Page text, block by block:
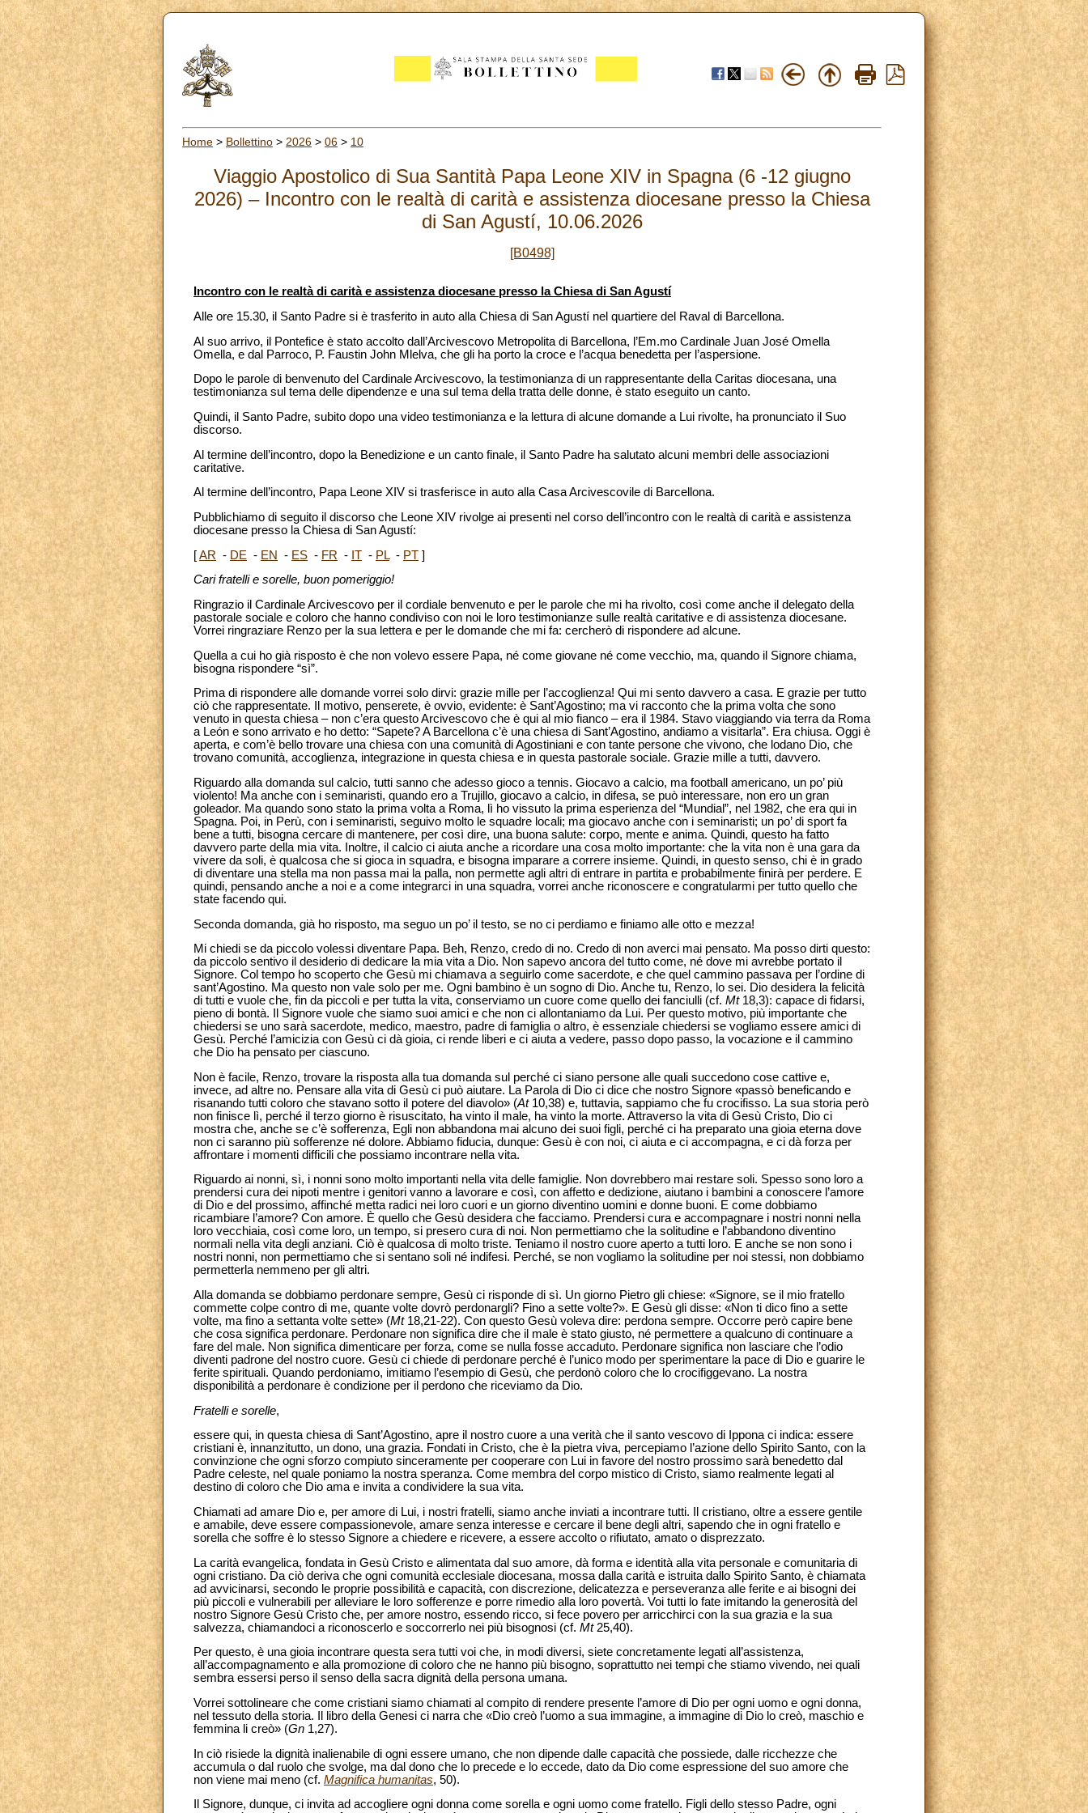
Home > Bollettino > 2026 > 06 > 10
Viaggio Apostolico di Sua Santità Papa Leone XIV in Spagna (6 -12 giugno
2026) – Incontro con le realtà di carità e assistenza diocesane presso la Chiesa
di San Agustí, 10.06.2026
[B0498]
Incontro con le realtà di carità e assistenza diocesane presso la Chiesa di San Agustí
Alle ore 15.30, il Santo Padre si è trasferito in auto alla Chiesa di San Agustí nel quartiere del Raval di Barcellona.
Al suo arrivo, il Pontefice è stato accolto dall’Arcivescovo Metropolita di Barcellona, l’Em.mo Cardinale Juan José Omella
Omella, e dal Parroco, P. Faustin John Mlelva, che gli ha porto la croce e l’acqua benedetta per l’aspersione.
Dopo le parole di benvenuto del Cardinale Arcivescovo, la testimonianza di un rappresentante della Caritas diocesana, una
testimonianza sul tema delle dipendenze e una sul tema della tratta delle donne, è stato eseguito un canto.
Quindi, il Santo Padre, subito dopo una video testimonianza e la lettura di alcune domande a Lui rivolte, ha pronunciato il Suo
discorso.
Al termine dell’incontro, dopo la Benedizione e un canto finale, il Santo Padre ha salutato alcuni membri delle associazioni
caritative.
Al termine dell’incontro, Papa Leone XIV si trasferisce in auto alla Casa Arcivescovile di Barcellona.
Pubblichiamo di seguito il discorso che Leone XIV rivolge ai presenti nel corso dell’incontro con le realtà di carità e assistenza
diocesane presso la Chiesa di San Agustí:
[AR - DE - EN - ES - FR - IT - PL- PT ]
Cari fratelli e sorelle, buon pomeriggio!
Ringrazio il Cardinale Arcivescovo per il cordiale benvenuto e per le parole che mi ha rivolto, così come anche il delegato della
pastorale sociale e coloro che hanno condiviso con noi le loro testimonianze sulle realtà caritative e di assistenza diocesane.
Vorrei ringraziare Renzo per la sua lettera e per le domande che mi fa: cercherò di rispondere ad alcune.
Quella a cui ho già risposto è che non volevo essere Papa, né come giovane né come vecchio, ma, quando il Signore chiama,
bisogna rispondere “sì”.
Prima di rispondere alle domande vorrei solo dirvi: grazie mille per l’accoglienza! Qui mi sento davvero a casa. E grazie per tutto
ciò che rappresentate. Il motivo, penserete, è ovvio, evidente: è Sant’Agostino; ma vi racconto che la prima volta che sono
venuto in questa chiesa – non c’era questo Arcivescovo che è qui al mio fianco – era il 1984. Stavo viaggiando via terra da Roma
a León e sono arrivato e ho detto: “Sapete? A Barcellona c’è una chiesa di Sant’Agostino, andiamo a visitarla”. Era chiusa. Oggi è
aperta, e com’è bello trovare una chiesa con una comunità di Agostiniani e con tante persone che vivono, che lodano Dio, che
trovano comunità, accoglienza, integrazione in questa chiesa e in questa pastorale sociale. Grazie mille a tutti, davvero.
Riguardo alla domanda sul calcio, tutti sanno che adesso gioco a tennis. Giocavo a calcio, ma football americano, un po’ più
violento! Ma anche con i seminaristi, quando ero a Trujillo, giocavo a calcio, in difesa, se può interessare, non ero un gran
goleador. Ma quando sono stato la prima volta a Roma, lì ho vissuto la prima esperienza del “Mundial”, nel 1982, che era qui in
Spagna. Poi, in Perù, con i seminaristi, seguivo molto le squadre locali; ma giocavo anche con i seminaristi; un po’ di sport fa
bene a tutti, bisogna cercare di mantenere, per così dire, una buona salute: corpo, mente e anima. Quindi, questo ha fatto
davvero parte della mia vita. Inoltre, il calcio ci aiuta anche a ricordare una cosa molto importante: che la vita non è una gara da
vivere da soli, è qualcosa che si gioca in squadra, e bisogna imparare a correre insieme. Quindi, in questo senso, chi è in grado
di diventare una stella ma non passa mai la palla, non permette agli altri di entrare in partita e probabilmente finirà per perdere. E
quindi, pensando anche a noi e a come integrarci in una squadra, vorrei anche riconoscere e congratularmi per tutto quello che
state facendo qui.
Seconda domanda, già ho risposto, ma seguo un po’ il testo, se no ci perdiamo e finiamo alle otto e mezza!
Mi chiedi se da piccolo volessi diventare Papa. Beh, Renzo, credo di no. Credo di non averci mai pensato. Ma posso dirti questo:
da piccolo sentivo il desiderio di dedicare la mia vita a Dio. Non sapevo ancora del tutto come, né dove mi avrebbe portato il
Signore. Col tempo ho scoperto che Gesù mi chiamava a seguirlo come sacerdote, e che quel cammino passava per l’ordine di
sant’Agostino. Ma questo non vale solo per me. Ogni bambino è un sogno di Dio. Anche tu, Renzo, lo sei. Dio desidera la felicità
di tutti e vuole che, fin da piccoli e per tutta la vita, conserviamo un cuore come quello dei fanciulli (cf. Mt18,3): capace di fidarsi,
pieno di bontà. Il Signore vuole che siamo suoi amici e che non ci allontaniamo da Lui. Per questo motivo, più importante che
chiedersi se uno sarà sacerdote, medico, maestro, padre di famiglia o altro, è essenziale chiedersi se vogliamo essere amici di
Gesù. Perché l’amicizia con Gesù ci dà gioia, ci rende liberi e ci aiuta a vedere, passo dopo passo, la vocazione e il cammino
che Dio ha pensato per ciascuno.
Non è facile, Renzo, trovare la risposta alla tua domanda sul perché ci siano persone alle quali succedono cose cattive e,
invece, ad altre no. Pensare alla vita di Gesù ci può aiutare. La Parola di Dio ci dice che nostro Signore «passò beneficando e
risanando tutti coloro che stavano sotto il potere del diavolo» (At10,38) e, tuttavia, sappiamo che fu crocifisso. La sua storia però
non finisce lì, perché il terzo giorno è risuscitato, ha vinto il male, ha vinto la morte. Attraverso la vita di Gesù Cristo, Dio ci
mostra che, anche se c’è sofferenza, Egli non abbandona mai alcuno dei suoi figli, perché ci ha preparato una gioia eterna dove
non ci saranno più sofferenze né dolore. Abbiamo fiducia, dunque: Gesù è con noi, ci aiuta e ci accompagna, e ci dà forza per
affrontare i momenti difficili che possiamo incontrare nella vita.
Riguardo ai nonni, sì, i nonni sono molto importanti nella vita delle famiglie. Non dovrebbero mai restare soli. Spesso sono loro a
prendersi cura dei nipoti mentre i genitori vanno a lavorare e così, con affetto e dedizione, aiutano i bambini a conoscere l’amore
di Dio e del prossimo, affinché metta radici nei loro cuori e un giorno diventino uomini e donne buoni. E come dobbiamo
ricambiare l’amore? Con amore. È quello che Gesù desidera che facciamo. Prendersi cura e accompagnare i nostri nonni nella
loro vecchiaia, così come loro, un tempo, si presero cura di noi. Non permettiamo che la solitudine e l’abbandono diventino
normali nella vita degli anziani. Ciò è qualcosa di molto triste. Teniamo il nostro cuore aperto a tutti loro. E anche se non sono i
nostri nonni, non permettiamo che si sentano soli né indifesi. Perché, se non vogliamo la solitudine per noi stessi, non dobbiamo
permetterla nemmeno per gli altri.
Alla domanda se dobbiamo perdonare sempre, Gesù ci risponde di sì. Un giorno Pietro gli chiese: «Signore, se il mio fratello
commette colpe contro di me, quante volte dovrò perdonargli? Fino a sette volte?». E Gesù gli disse: «Non ti dico fino a sette
volte, ma fino a settanta volte sette» (Mt18,21-22). Con questo Gesù voleva dire: perdona sempre. Occorre però capire bene
che cosa significa perdonare. Perdonare non significa dire che il male è stato giusto, né permettere a qualcuno di continuare a
fare del male. Non significa dimenticare per forza, come se nulla fosse accaduto. Perdonare significa non lasciare che l’odio
diventi padrone del nostro cuore. Gesù ci chiede di perdonare perché è l’unico modo per sperimentare la pace di Dio e guarire le
ferite spirituali. Quando perdoniamo, imitiamo l’esempio di Gesù, che perdonò coloro che lo crocifiggevano. La nostra
disponibilità a perdonare è condizione per il perdono che riceviamo da Dio.
Fratelli e sorelle,
essere qui, in questa chiesa di Sant’Agostino, apre il nostro cuore a una verità che il santo vescovo di Ippona ci indica: essere
cristiani è, innanzitutto, un dono, una grazia. Fondati in Cristo, che è la pietra viva, percepiamo l’azione dello Spirito Santo, con la
convinzione che ogni sforzo compiuto sinceramente per cooperare con Lui in favore del nostro prossimo sarà benedetto dal
Padre celeste, nel quale poniamo la nostra speranza. Come membra del corpo mistico di Cristo, siamo realmente legati al
destino di coloro che Dio ama e invita a condividere la sua vita.
Chiamati ad amare Dio e, per amore di Lui, i nostri fratelli, siamo anche inviati a incontrare tutti. Il cristiano, oltre a essere gentile
e amabile, deve essere compassionevole, amare senza interesse e cercare il bene degli altri, sapendo che in ogni fratello e
sorella che soffre è lo stesso Signore a chiedere e ricevere, a essere accolto o rifiutato, amato o disprezzato.
La carità evangelica, fondata in Gesù Cristo e alimentata dal suo amore, dà forma e identità alla vita personale e comunitaria di
ogni cristiano. Da ciò deriva che ogni comunità ecclesiale diocesana, mossa dalla carità e istruita dallo Spirito Santo, è chiamata
ad avvicinarsi, secondo le proprie possibilità e capacità, con discrezione, delicatezza e perseveranza alle ferite e ai bisogni dei
più piccoli e vulnerabili per alleviare le loro sofferenze e porre rimedio alla loro povertà. Voi tutti lo fate imitando la generosità del
nostro Signore Gesù Cristo che, per amore nostro, essendo ricco, si fece povero per arricchirci con la sua grazia e la sua
salvezza, chiamandoci a riconoscerlo e soccorrerlo nei più bisognosi (cf. Mt25,40).
Per questo, è una gioia incontrare questa sera tutti voi che, in modi diversi, siete concretamente legati all’assistenza,
all’accompagnamento e alla promozione di coloro che ne hanno più bisogno, soprattutto nei tempi che stiamo vivendo, nei quali
sembra essersi perso il senso della sacra dignità della persona umana.
Vorrei sottolineare che come cristiani siamo chiamati al compito di rendere presente l’amore di Dio per ogni uomo e ogni donna,
nel tessuto della storia. Il libro della Genesi ci narra che «Dio creò l’uomo a sua immagine, a immagine di Dio lo creò, maschio e
femmina li creò» (Gn 1,27).
In ciò risiede la dignità inalienabile di ogni essere umano, che non dipende dalle capacità che possiede, dalle ricchezze che
accumula o dal ruolo che svolge, ma dal dono che lo precede e lo eccede, dato da Dio come espressione del suo amore che
non viene mai meno (cf. Magnifica humanitas, 50).
Il Signore, dunque, ci invita ad accogliere ogni donna come sorella e ogni uomo come fratello. Figli dello stesso Padre, ogni